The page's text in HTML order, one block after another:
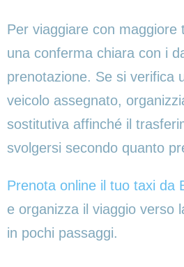
Per viaggiare con maggiore
una conferma chiara con i
prenotazione. Se si verifica
veicolo assegnato,
sostitutiva affinché il
svolgersi secondo quanto
Prenota online il tuo taxi da
e organizza il viaggio verso
in pochi passaggi.